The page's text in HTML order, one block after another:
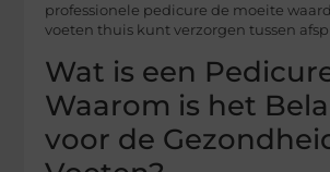
professionele pedicure de moeite
voeten thuis kunt verzorgen tussen
Wat is een
Waarom is het
voor de